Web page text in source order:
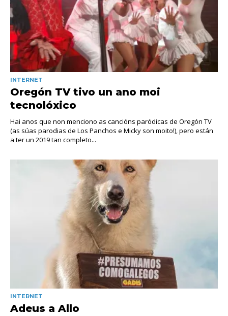
INTERNET
Oregón TV tivo un ano moi
tecnolóxico
Hai anos que non menciono as cancións paródicas de Oregón TV
(as súas parodias de Los Panchos e Micky son moito!), pero están
a ter un 2019 tan completo...
INTERNET
Adeus a Allo